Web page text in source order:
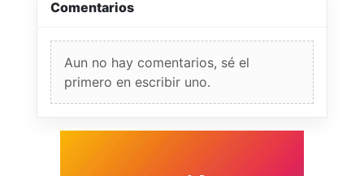
Comentarios
Aun no hay comentarios, sé el
primero en escribir uno.